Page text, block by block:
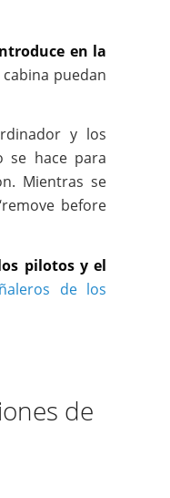
en la
puedan
y los
se hace para
Mientras se
before
pilotos y el
de los
de